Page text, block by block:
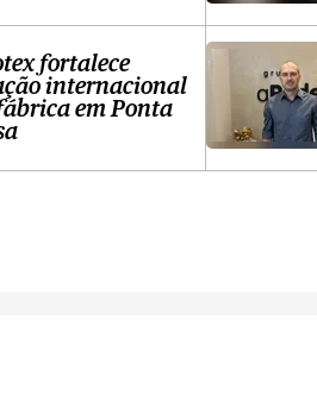
fortalece
internacional
em Ponta